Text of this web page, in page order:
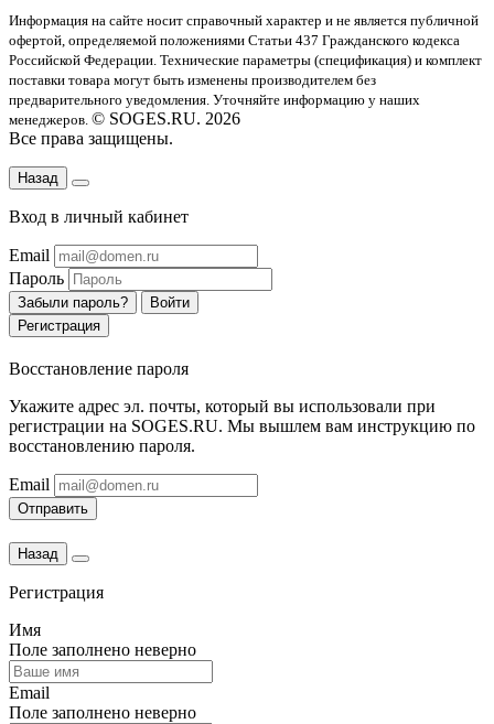
Информация на сайте носит справочный характер и не является публичной
офертой, определяемой положениями Статьи 437 Гражданского кодекса
Российской Федерации. Технические параметры (спецификация) и комплект
поставки товара могут быть изменены производителем без
предварительного уведомления. Уточняйте информацию у наших
менеджеров. © SOGES.RU. 2026
Все права защищены.
Назад
Вход в личный кабинет
Email
Пароль
Забыли пароль?
Войти
Регистрация
Восстановление пароля
Укажите адрес эл. почты, который вы использовали при
регистрации на SOGES.RU. Мы вышлем вам инструкцию по
восстановлению пароля.
Email
Отправить
Назад
Регистрация
Имя
Поле заполнено неверно
Email
Поле заполнено неверно